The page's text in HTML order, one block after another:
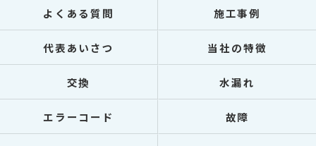
よくある質問 施工事例
代表あいさつ 当社の特徴
交換 水漏れ
エラーコード 故障